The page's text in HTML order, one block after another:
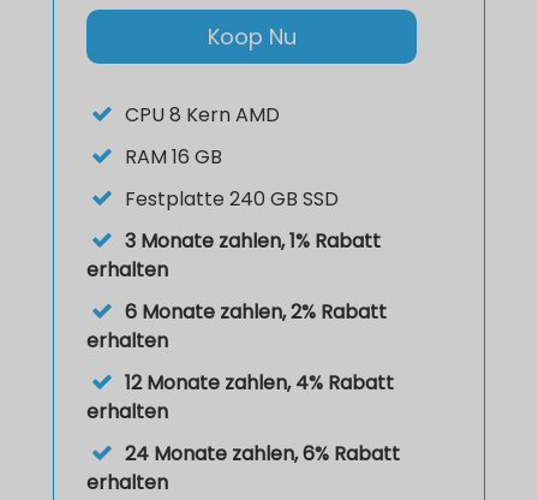
Koop Nu
CPU 8 Kern AMD
RAM 16 GB
Festplatte 240 GB SSD
3 Monate zahlen, 1% Rabatt
erhalten
6 Monate zahlen, 2% Rabatt
erhalten
12 Monate zahlen, 4% Rabatt
erhalten
24 Monate zahlen, 6% Rabatt
erhalten